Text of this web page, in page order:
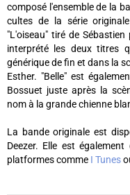
composé l'ensemble de la
cultes de la série
"L'oiseau" tiré de
interprété les deux titres
générique de fin et dans la
Esther. "Belle" est
Bossuet juste après la
nom à la grande chienne
La bande originale est
Deezer. Elle est
platformes comme I Tunes